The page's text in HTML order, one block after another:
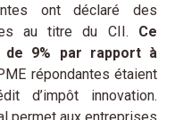
ont déclaré des
au titre du CII. Ce
9% par rapport à
répondantes étaient
d’impôt innovation.
permet aux entreprises